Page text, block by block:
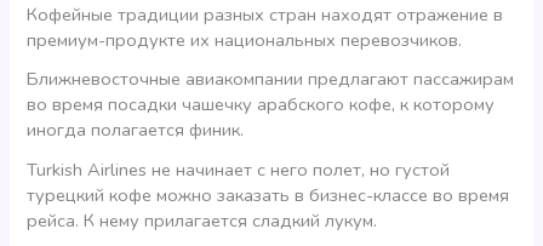
Кофейные традиции разных стран находят отражение в
премиум-продукте их национальных перевозчиков.
Ближневосточные авиакомпании предлагают пассажирам
во время посадки чашечку арабского кофе, к которому
иногда полагается финик.
Turkish Airlines не начинает с него полет, но густой
турецкий кофе можно заказать в бизнес-классе во время
рейса. К нему прилагается сладкий лукум.